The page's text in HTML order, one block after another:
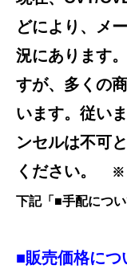
どにより、メ
況にあります
すが、多くの
います。従い
ンセルは不可
ください。
※
下記「■手配につ
■販売価格につ